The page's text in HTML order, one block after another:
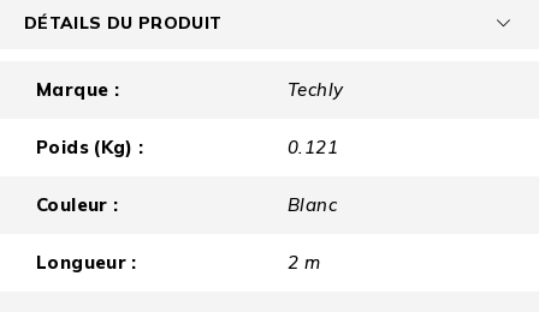
DÉTAILS DU PRODUIT
Marque : Techly
Poids (Kg) : 0.121
Couleur : Blanc
Longueur : 2 m